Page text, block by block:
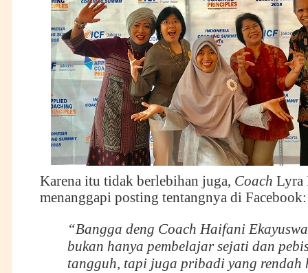
Karena itu tidak berlebihan juga, Coach Lyra
menanggapi posting tentangnya di Facebook:
“Bangga deng Coach Haifani
bukan hanya pembelajar sejati dan
tangguh, tapi juga pribadi yang rendah